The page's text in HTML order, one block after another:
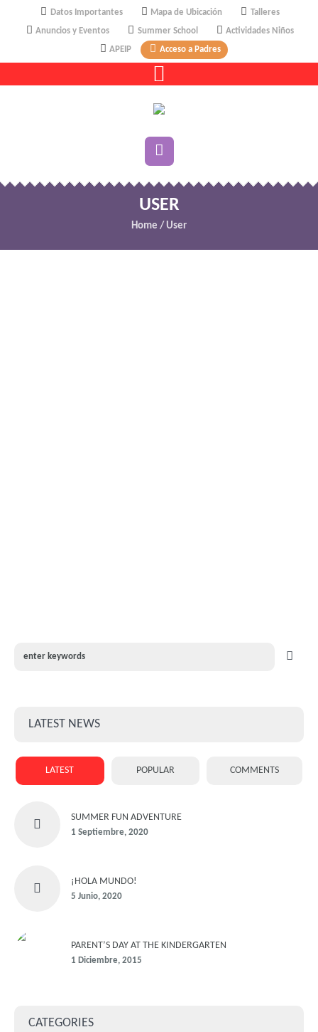
Datos Importantes Mapa de Ubicación
Talleres
Anuncios y Eventos
Summer School
Actividades Niños
APEIP
Acceso a Padres
USER
Home / User
LATEST NEWS
LATEST POPULAR COMMENTS
SUMMER FUN ADVENTURE
1 Septiembre, 2020
¡HOLA MUNDO!
5 Junio, 2020
PARENT’S DAY AT THE KINDERGARTEN
1 Diciembre, 2015
CATEGORIES